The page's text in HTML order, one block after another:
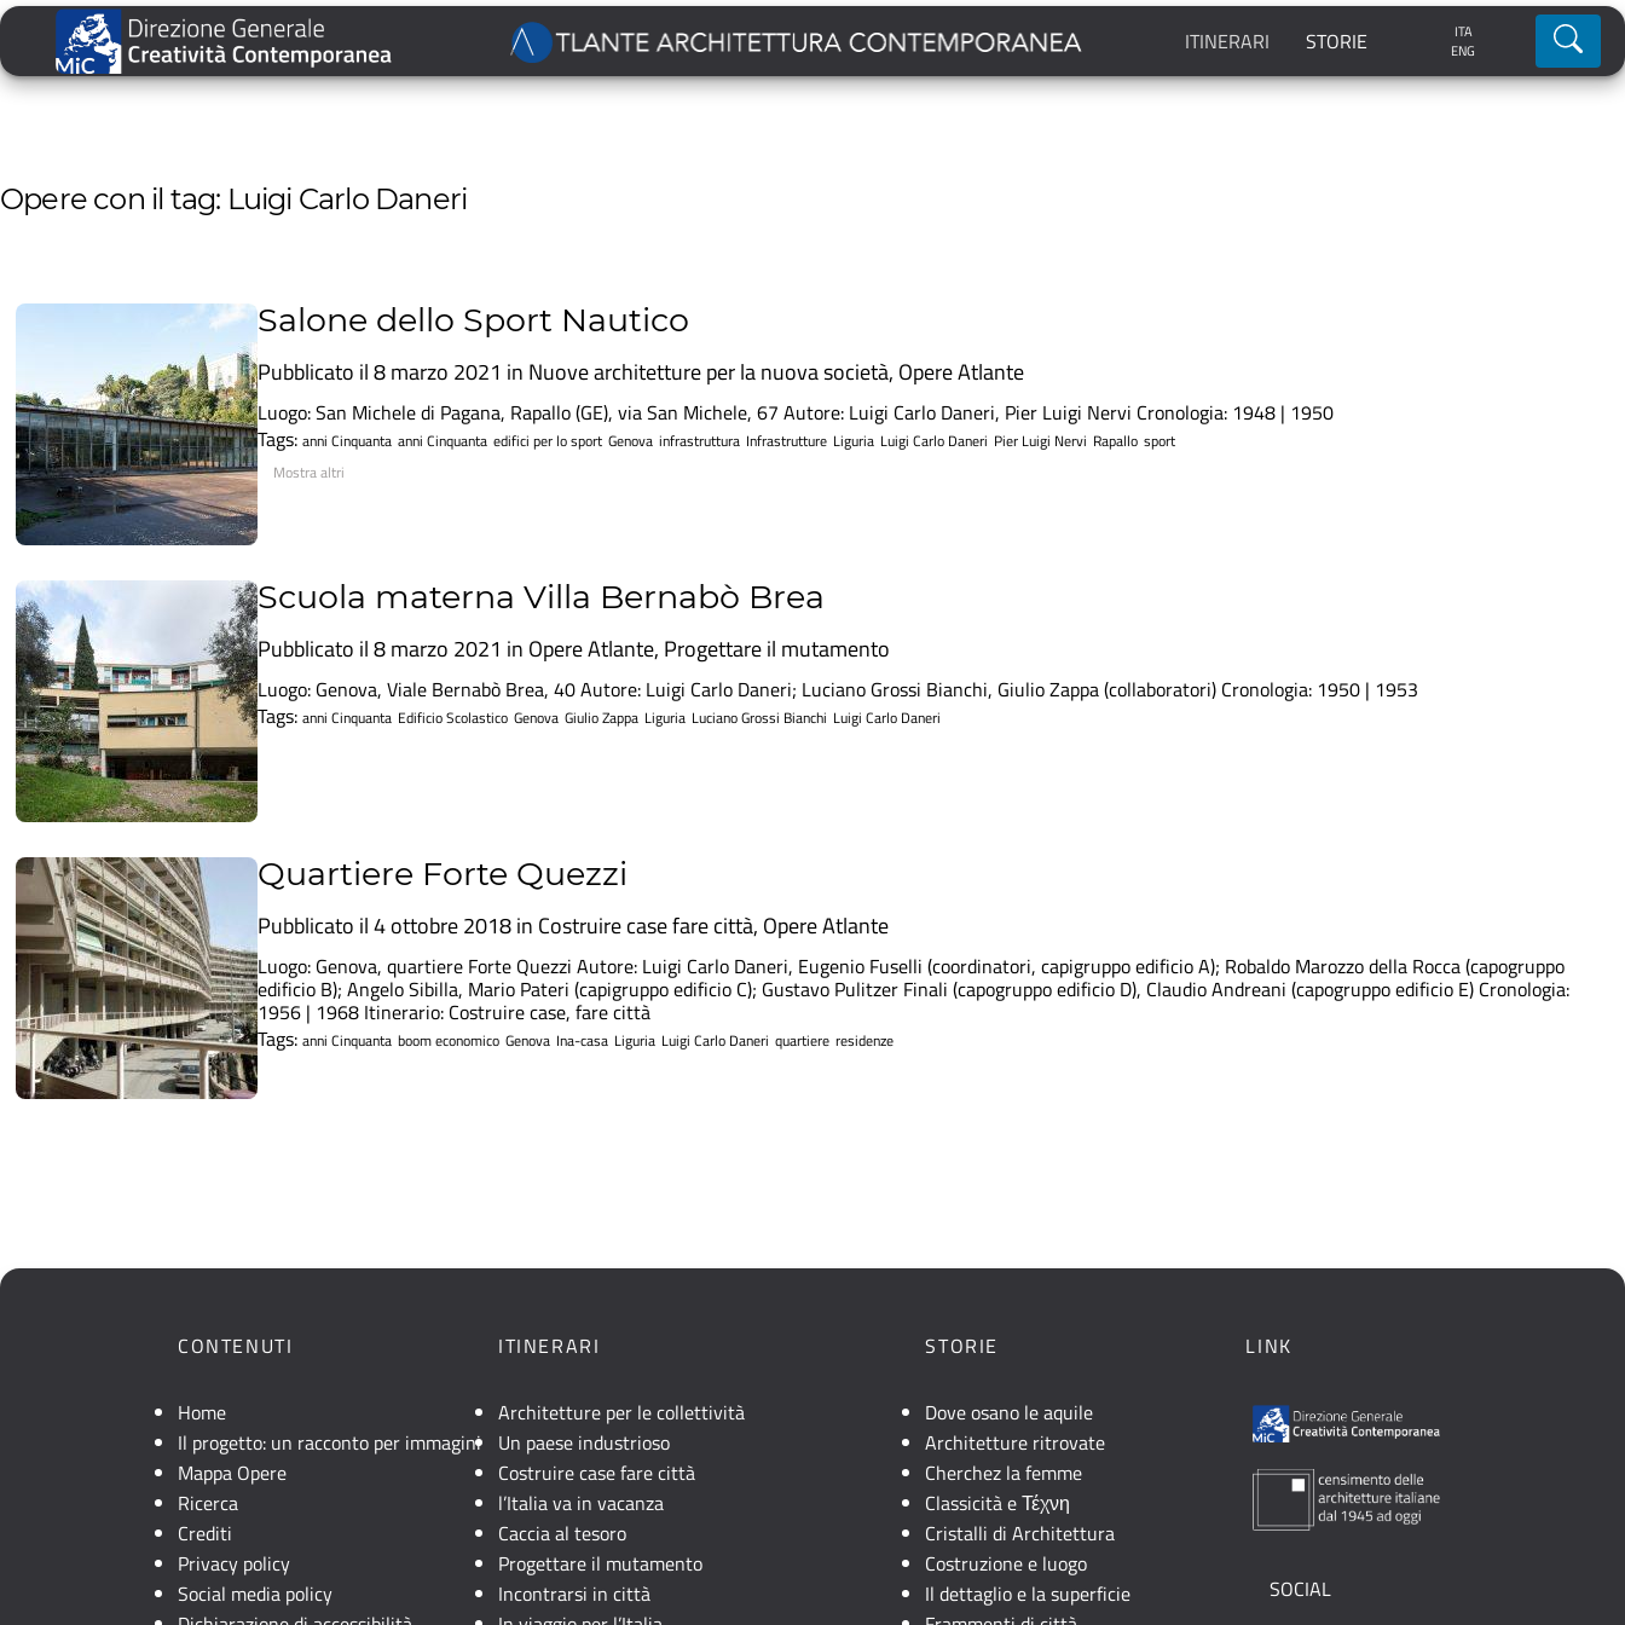
ITINERARI STORIE
ITA
ENG
Opere con il tag: Luigi Carlo Daneri
Salone dello Sport Nautico
Pubblicato il 8 marzo 2021 in Nuove architetture per la nuova società, Opere Atlante
Luogo: San Michele di Pagana, Rapallo (GE), via San Michele, 67 Autore: Luigi Carlo Daneri, Pier Luigi Nervi Cronologia: 1948 | 1950
Tags: anni Cinquanta anni Cinquanta edifici per lo sport Genova infrastruttura Infrastrutture Liguria Luigi Carlo Daneri Pier Luigi Nervi Rapallo sport
Mostra altri
Scuola materna Villa Bernabò Brea
Pubblicato il 8 marzo 2021 in Opere Atlante, Progettare il mutamento
Luogo: Genova, Viale Bernabò Brea, 40 Autore: Luigi Carlo Daneri; Luciano Grossi Bianchi, Giulio Zappa (collaboratori) Cronologia: 1950 | 1953
Tags: anni Cinquanta Edificio Scolastico Genova Giulio Zappa Liguria Luciano Grossi Bianchi Luigi Carlo Daneri
Quartiere Forte Quezzi
Pubblicato il 4 ottobre 2018 in Costruire case fare città, Opere Atlante
Luogo: Genova, quartiere Forte Quezzi Autore: Luigi Carlo Daneri, Eugenio Fuselli (coordinatori, capigruppo edificio A); Robaldo Marozzo della Rocca (capogruppo
edificio B); Angelo Sibilla, Mario Pateri (capigruppo edificio C); Gustavo Pulitzer Finali (capogruppo edificio D), Claudio Andreani (capogruppo edificio E) Cronologia:
1956 | 1968 Itinerario: Costruire case, fare città
Tags: anni Cinquanta boom economico Genova Ina-casa Liguria Luigi Carlo Daneri quartiere residenze
CONTENUTI
Home
Il progetto: un racconto per immagini
Mappa Opere
Ricerca
Crediti
Privacy policy
Social media policy
ITINERARI
Architetture per le collettività
Un paese industrioso
Costruire case fare città
l’Italia va in vacanza
Caccia al tesoro
Progettare il mutamento
Incontrarsi in città
STORIE
Dove osano le aquile
Architetture ritrovate
Cherchez la femme
Classicità e Τέχνη
Cristalli di Architettura
Costruzione e luogo
Il dettaglio e la superficie
LINK
SOCIAL